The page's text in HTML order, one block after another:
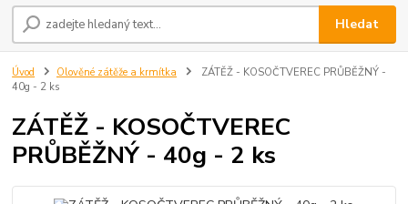
Hledat
Úvod Olověné zátěže a krmítka
ZÁTĚŽ - KOSOČTVEREC PRŮBĚŽNÝ -
40g - 2 ks
ZÁTĚŽ - KOSOČTVEREC
PRŮBĚŽNÝ - 40g - 2 ks